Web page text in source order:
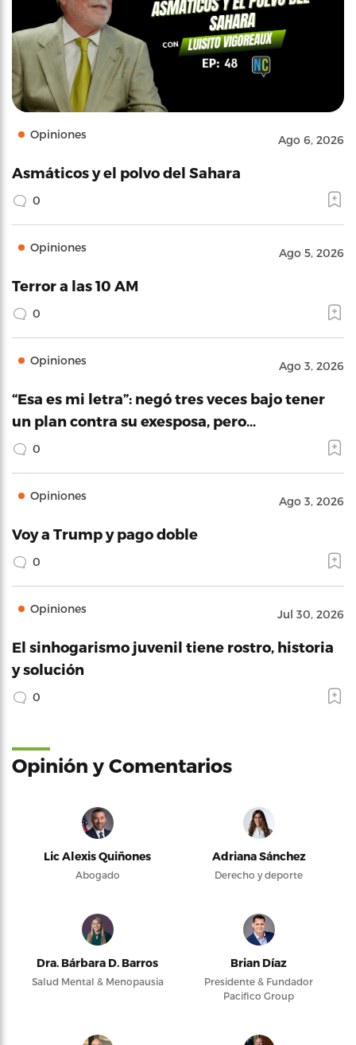
Opiniones Ago 6, 2026
Asmáticos y el polvo del Sahara
0
Opiniones Ago 5, 2026
Terror a las 10 AM
0
Opiniones Ago 3, 2026
“Esa es mi letra”: negó tres veces bajo tener
un plan contra su exesposa, pero…
0
Opiniones Ago 3, 2026
Voy a Trump y pago doble
0
Opiniones Jul 30, 2026
El sinhogarismo juvenil tiene rostro, historia
y solución
0
Opinión y Comentarios
Lic Alexis Quiñones
Abogado
Adriana Sánchez
Derecho y deporte
Dra. Bárbara D. Barros
Salud Mental & Menopausia
Brian Díaz
Presidente & Fundador
Pacifico Group